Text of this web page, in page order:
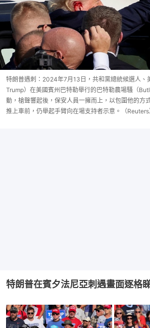
特朗普遇刺：2024年7月13日，共和黨總統候選人、
Trump）在美國賓州巴特勒舉行的巴特勒農場騷（
動，槍聲響起後，保安人員一擁而上，以包圍他的方
推上車前，仍舉起手臂向在場支持者示意。（Reuters
特朗普在賓夕法尼亞刺遇畫面逐格